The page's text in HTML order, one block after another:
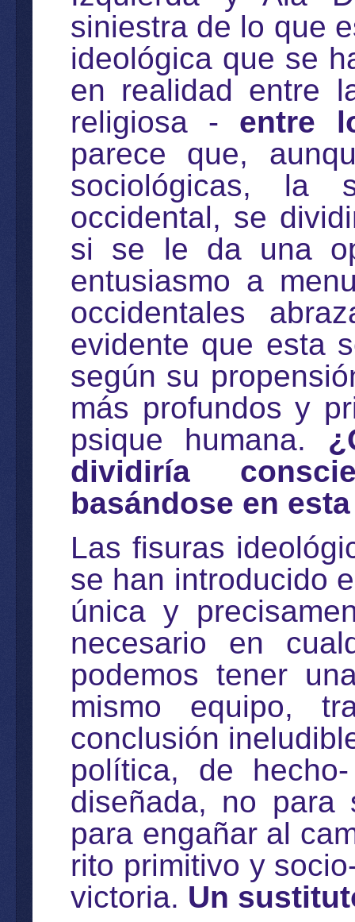
siniestra de lo que
ideológica que se
en realidad entre
religiosa - entre
parece que,
sociológicas, la
occidental, se
si se le da una
entusiasmo a
occidentales
evidente que esta
según su
más profundos y
psique humana.
dividiría
basándose en
Las fisuras
se han introducido
única y
necesario en
podemos tener
mismo equipo,
conclusión
política, de
diseñada, no para
para engañar al
rito primitivo y
victoria. Un